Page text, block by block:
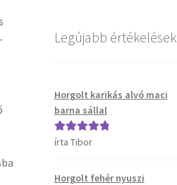
Legújabb értékelések
Horgolt karikás alvó maci
barna sállal
Értékelés:
írta Tibor
Horgolt fehér nyuszi